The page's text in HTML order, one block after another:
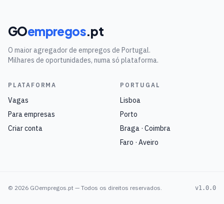
GOempregos.pt
O maior agregador de empregos de Portugal.
Milhares de oportunidades, numa só plataforma.
PLATAFORMA
Vagas
Para empresas
Criar conta
PORTUGAL
Lisboa
Porto
Braga · Coimbra
Faro · Aveiro
© 2026 GOempregos.pt — Todos os direitos reservados. v1.0.0